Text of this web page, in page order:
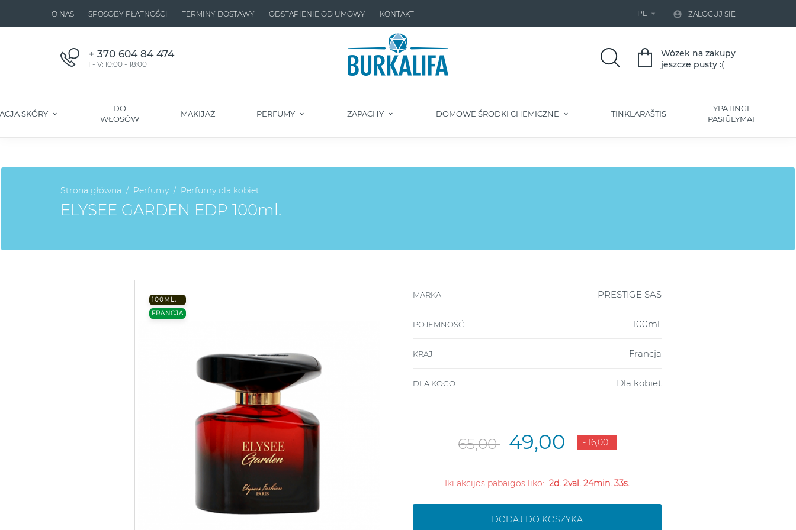
O NAS SPOSOBY PŁATNOŚCI TERMINY DOSTAWY ODSTĄPIENIE OD UMOWY KONTAKT PL   ZALOGUJ SIĘ
+ 370 604 84 474
I - V: 10:00 - 18:00
Wózek na zakupy
jeszcze pusty :(
SKÓRY
DO
WŁOSÓW
MAKIJAŻ PERFUMY ZAPACHY DOMOWE ŚRODKI CHEMICZNE TINKLARAŠTIS
YPATINGI
PASIŪLYMAI
Strona główna Perfumy Perfumy dla kobiet
ELYSEE GARDEN EDP 100ml.
100ML.
FRANCJA
MARKA PRESTIGE SAS
POJEMNOŚĆ 100ml.
KRAJ Francja
DLA KOGO Dla kobiet
65,00 49,00 - 16,00
Iki akcijos pabaigos liko: 2d. 2val. 24min. 32s.
DODAJ DO KOSZYKA